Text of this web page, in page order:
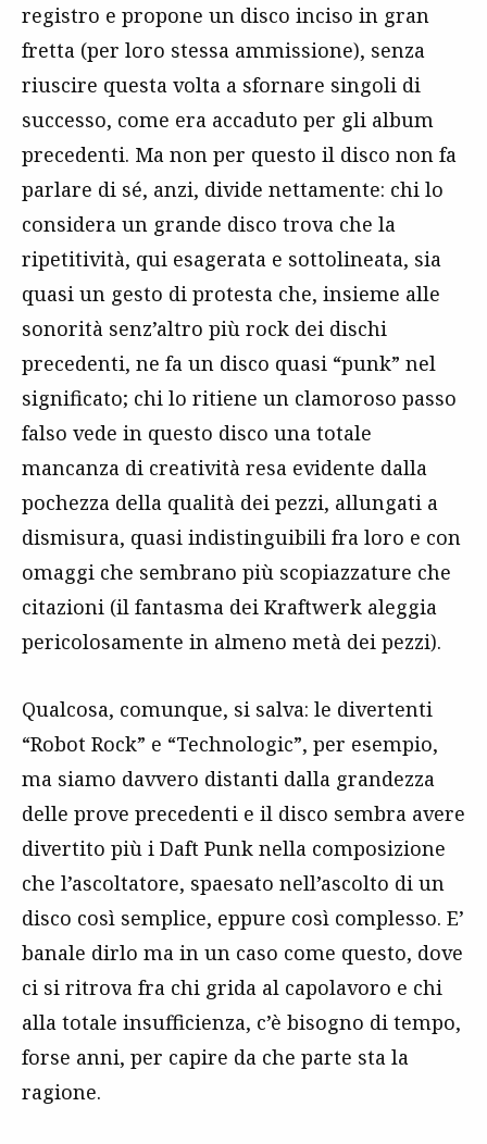
registro e propone un disco inciso in gran
fretta (per loro stessa ammissione), senza
riuscire questa volta a sfornare singoli di
successo, come era accaduto per gli album
precedenti. Ma non per questo il disco non fa
parlare di sé, anzi, divide nettamente: chi lo
considera un grande disco trova che la
ripetitività, qui esagerata e sottolineata, sia
quasi un gesto di protesta che, insieme alle
sonorità senz’altro più rock dei dischi
precedenti, ne fa un disco quasi “punk” nel
significato; chi lo ritiene un clamoroso passo
falso vede in questo disco una totale
mancanza di creatività resa evidente dalla
pochezza della qualità dei pezzi, allungati a
dismisura, quasi indistinguibili fra loro e con
omaggi che sembrano più scopiazzature che
citazioni (il fantasma dei Kraftwerk aleggia
pericolosamente in almeno metà dei pezzi).
Qualcosa, comunque, si salva: le divertenti
“Robot Rock” e “Technologic”, per esempio,
ma siamo davvero distanti dalla grandezza
delle prove precedenti e il disco sembra avere
divertito più i Daft Punk nella composizione
che l’ascoltatore, spaesato nell’ascolto di un
disco così semplice, eppure così complesso. E’
banale dirlo ma in un caso come questo, dove
ci si ritrova fra chi grida al capolavoro e chi
alla totale insufficienza, c’è bisogno di tempo,
forse anni, per capire da che parte sta la
ragione.